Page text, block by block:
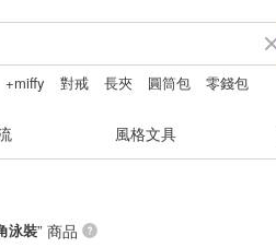
+miffy 對戒 長夾 圓筒包 零錢包
風格文具
泳裝” 商品